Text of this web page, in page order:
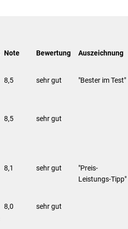
Note Bewertung Auszeichnung
8,5 sehr gut "Bester im Test"
8,5 sehr gut
8,1 sehr gut
"Preis-
Leistungs-Tipp"
8,0 sehr gut